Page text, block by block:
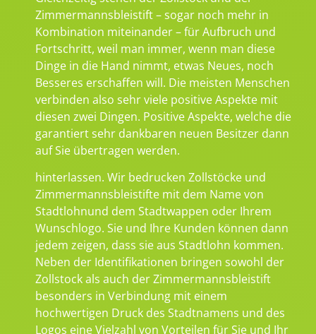
Zimmermannsbleistift – sogar noch mehr in
Kombination miteinander – für Aufbruch und
Fortschritt, weil man immer, wenn man diese
Dinge in die Hand nimmt, etwas Neues, noch
Besseres erschaffen will. Die meisten Menschen
verbinden also sehr viele positive Aspekte mit
diesen zwei Dingen. Positive Aspekte, welche die
garantiert sehr dankbaren neuen Besitzer dann
auf Sie übertragen werden.
hinterlassen. Wir bedrucken Zollstöcke und
Zimmermannsbleistifte mit dem Name von
Stadtlohnund dem Stadtwappen oder Ihrem
Wunschlogo. Sie und Ihre Kunden können dann
jedem zeigen, dass sie aus Stadtlohn kommen.
Neben der Identifikationen bringen sowohl der
Zollstock als auch der Zimmermannsbleistift
besonders in Verbindung mit einem
hochwertigen Druck des Stadtnamens und des
Logos eine Vielzahl von Vorteilen für Sie und Ihr